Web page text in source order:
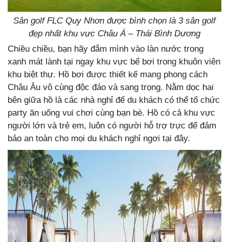
Sân golf FLC Quy Nhơn được bình chọn là 3 sân golf
đẹp nhất khu vực Châu Á – Thái Bình Dương
Chiều chiều, bạn hãy đắm mình vào làn nước trong
xanh mát lành tại ngay khu vực bể bơi trong khuôn viên
khu biệt thự. Hồ bơi được thiết kế mang phong cách
Châu Âu vô cùng độc đáo và sang trọng. Nằm dọc hai
bên giữa hồ là các nhà nghỉ để du khách có thể tổ chức
party ăn uống vui chơi cùng bạn bè. Hồ có cả khu vực
người lớn và trẻ em, luôn có người hỗ trợ trực để đảm
bảo an toàn cho mọi du khách nghỉ ngơi tại đây.